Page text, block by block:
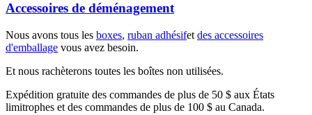
Accessoires de déménagement
Nous avons tous les boxes, ruban adhésifet des accessoires
d'emballage vous avez besoin.
Et nous rachèterons toutes les boîtes non utilisées.
Expédition gratuite des commandes de plus de 50 $ aux États
limitrophes et des commandes de plus de 100 $ au Canada.